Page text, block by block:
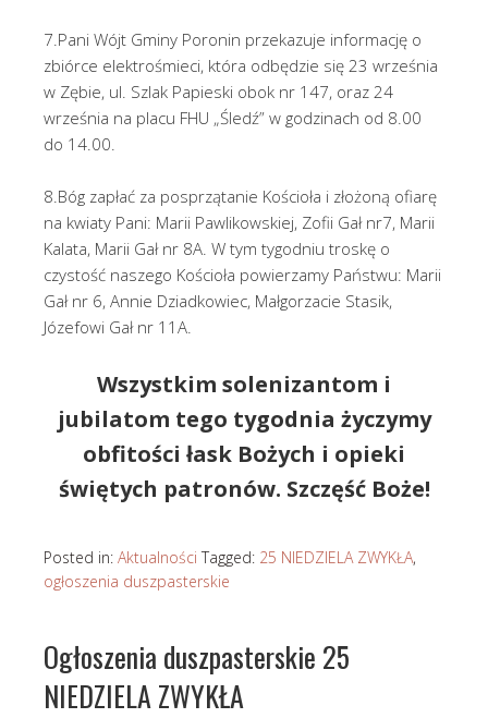
7.Pani Wójt Gminy Poronin przekazuje informację o
zbiórce elektrośmieci, która odbędzie się 23 września
w Zębie, ul. Szlak Papieski obok nr 147, oraz 24
września na placu FHU „Śledź” w godzinach od 8.00
do 14.00.
8.Bóg zapłać za posprzątanie Kościoła i złożoną ofiarę
na kwiaty Pani: Marii Pawlikowskiej, Zofii Gał nr7, Marii
Kalata, Marii Gał nr 8A. W tym tygodniu troskę o
czystość naszego Kościoła powierzamy Państwu: Marii
Gał nr 6, Annie Dziadkowiec, Małgorzacie Stasik,
Józefowi Gał nr 11A.
Wszystkim solenizantom i
jubilatom tego tygodnia życzymy
obfitości łask Bożych i opieki
świętych patronów. Szczęść Boże!
Posted in: Aktualności Tagged: 25 NIEDZIELA ZWYKŁA,
ogłoszenia duszpasterskie
Ogłoszenia duszpasterskie 25
NIEDZIELA ZWYKŁA